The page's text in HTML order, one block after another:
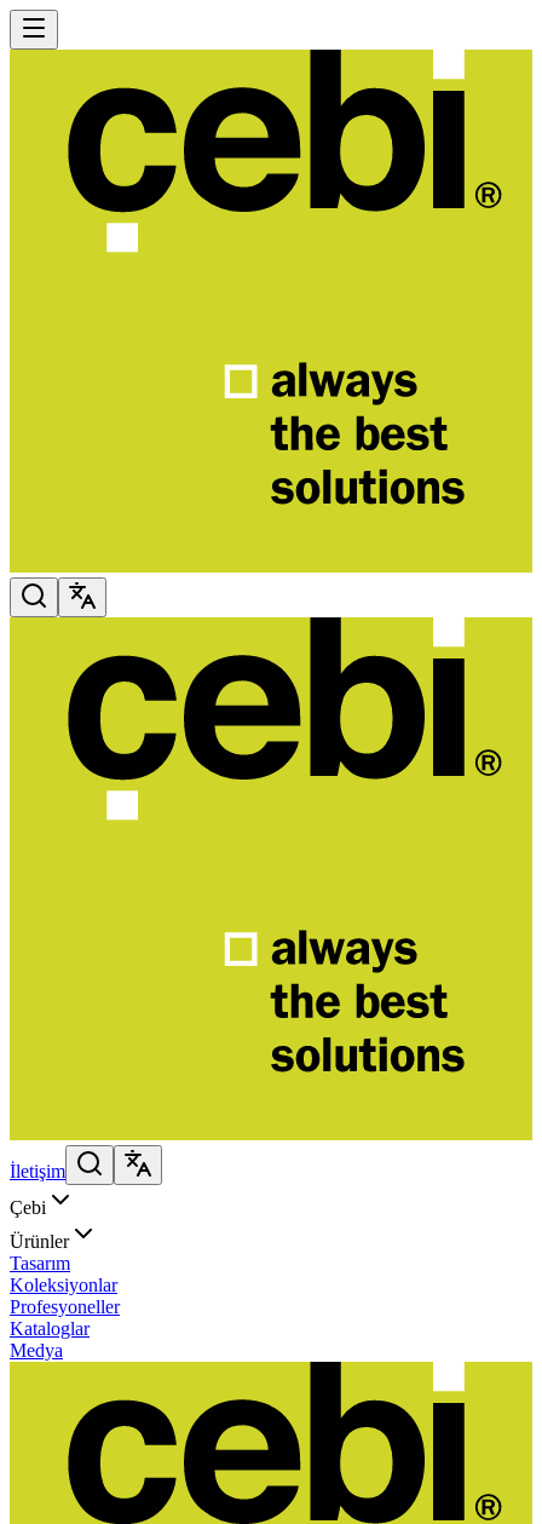
İletişim
Çebi
Ürünler
Tasarım
Koleksiyonlar
Profesyoneller
Kataloglar
Medya